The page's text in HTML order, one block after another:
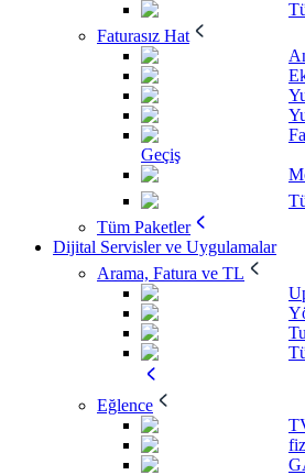
Faturasız Hat
Geçiş
Tüm Paketler
Dijital Servisler ve Uygulamalar
Arama, Fatura ve TL
Eğlence